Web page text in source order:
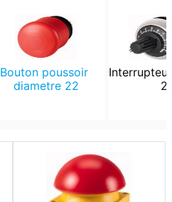
Bouton poussoir
diametre 22